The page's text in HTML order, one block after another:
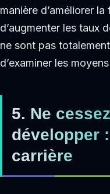
manière d’améliorer
d’augmenter les taux
ne sont pas
d’examiner les
5. Ne
développer
carrière